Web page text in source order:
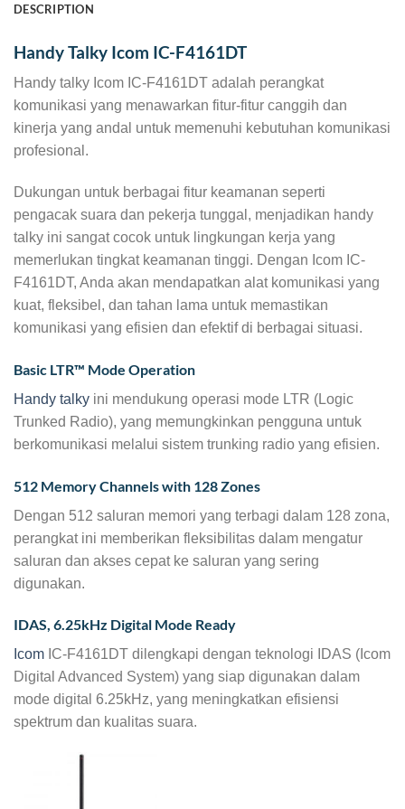
DESCRIPTION
Handy Talky Icom IC-F4161DT
Handy talky Icom IC-F4161DT adalah perangkat
komunikasi yang menawarkan fitur-fitur canggih dan
kinerja yang andal untuk memenuhi kebutuhan komunikasi
profesional.
Dukungan untuk berbagai fitur keamanan seperti
pengacak suara dan pekerja tunggal, menjadikan handy
talky ini sangat cocok untuk lingkungan kerja yang
memerlukan tingkat keamanan tinggi. Dengan Icom IC-
F4161DT, Anda akan mendapatkan alat komunikasi yang
kuat, fleksibel, dan tahan lama untuk memastikan
komunikasi yang efisien dan efektif di berbagai situasi.
Basic LTR™ Mode Operation
Handy talky ini mendukung operasi mode LTR (Logic
Trunked Radio), yang memungkinkan pengguna untuk
berkomunikasi melalui sistem trunking radio yang efisien.
512 Memory Channels with 128 Zones
Dengan 512 saluran memori yang terbagi dalam 128 zona,
perangkat ini memberikan fleksibilitas dalam mengatur
saluran dan akses cepat ke saluran yang sering
digunakan.
IDAS, 6.25kHz Digital Mode Ready
Icom IC-F4161DT dilengkapi dengan teknologi IDAS (Icom
Digital Advanced System) yang siap digunakan dalam
mode digital 6.25kHz, yang meningkatkan efisiensi
spektrum dan kualitas suara.